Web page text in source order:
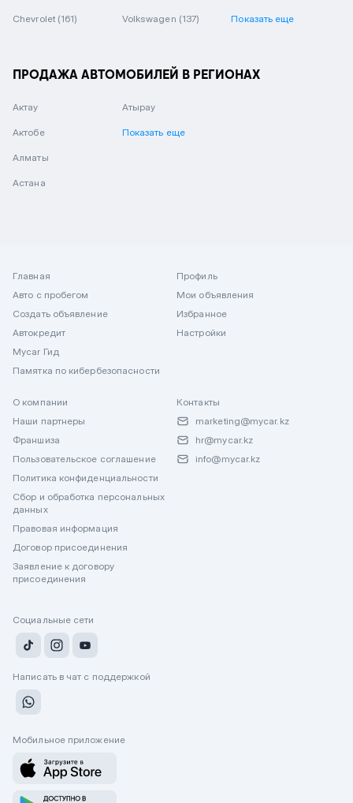
Chevrolet (161) Volkswagen (137) Показать еще
ПРОДАЖА АВТОМОБИЛЕЙ В РЕГИОНАХ
Актау
Актобе
Алматы
Астана
Атырау
Показать еще
Главная
Авто с пробегом
Создать объявление
Автокредит
Mycar Гид
Памятка по кибербезопасности
Профиль
Мои объявления
Избранное
Настройки
О компании
Наши партнеры
Франшиза
Пользовательское соглашение
Политика конфиденциальности
Сбор и обработка персональных
данных
Правовая информация
Договор присоединения
Заявление к договору
присоединения
Контакты
marketing@mycar.kz
hr@mycar.kz
info@mycar.kz
Социальные сети
Написать в чат с поддержкой
Мобильное приложение